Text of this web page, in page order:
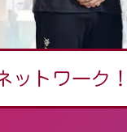
ットワーク